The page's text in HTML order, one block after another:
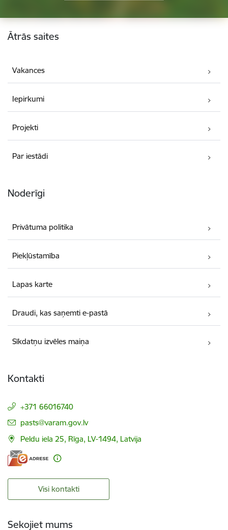
Kājene
Ātrās saites
Vakances
Iepirkumi
Projekti
Par iestādi
Noderīgi
Privātuma politika
Piekļūstamība
Lapas karte
Draudi, kas saņemti e-pastā
Sīkdatņu izvēles maiņa
Kontakti
+371 66016740
E-pasts:
pasts@varam.gov.lv
Peldu iela 25, Rīga, LV-1494, Latvija
Visi kontakti
Sekojiet mums